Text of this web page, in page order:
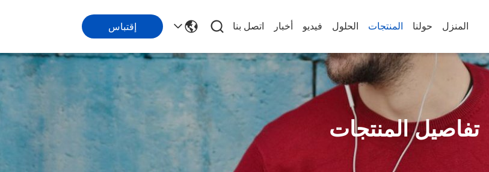
المنزل حولنا المنتجات الحلول فيديو أخبار اتصل بنا إقتباس
تفاصيل المنتجات